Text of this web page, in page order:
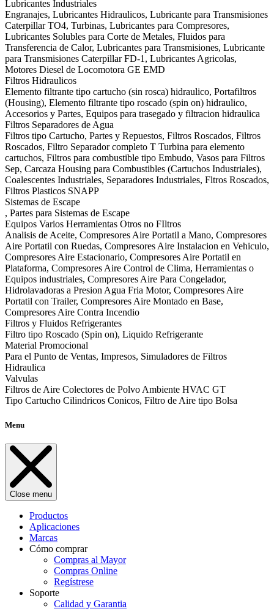
Lubricantes Industriales
Engranajes, Lubricantes Hidraulicos, Lubricante para Transmisiones
Caterpillar TO4, Turbinas, Lubricantes para Compresores,
Lubricantes Solubles para Corte de Metales, Fluidos para
Transferencia de Calor, Lubricantes para Transmisiones, Lubricante
para Transmisiones Caterpillar FD-1, Lubricantes Agricolas,
Motores Diesel de Locomotora GE EMD
Filtros Hidraulicos
Elemento filtrante tipo cartucho (sin rosca) hidraulico, Portafiltros
(Housing), Elemento filtrante tipo roscado (spin on) hidraulico,
Accesorios y Partes, Equipos para trasegado y filtracion hidraulica
Filtros Separadores de Agua
Filtros tipo Cartucho, Partes y Repuestos, Filtros Roscados, Filtros
Roscados, Filtro Separador completo T Turbina para elemento
cartuchos, Filtros para combustible tipo Embudo, Vasos para Filtros
Sep, Carcaza Housing para Combustibles (Cartuchos Industriales),
Coalescentes Industriales, Separadores Industriales, Fltros Roscados,
Filtros Plasticos SNAPP
Sistemas de Escape
, Partes para Sistemas de Escape
Equipos Varios Herramientas Otros no FIltros
Analisis de Aceite, Compresores Aire Portatil a Mano, Compresores
Aire Portatil con Ruedas, Compresores Aire Instalacion en Vehiculo,
Compresores Aire Estacionario, Compresores Aire Portatil en
Plataforma, Compresores Aire Control de Clima, Herramientas o
Equipos industriales, Compresores Aire Para Congelador,
Hidrolavadoras a Presion Agua Fria Motor, Compresores Aire
Portatil con Trailer, Compresores Aire Montado en Base,
Compresores Aire Contra Incendio
Filtros y Fluidos Refrigerantes
Filtro tipo Roscado (Spin on), Liquido Refrigerante
Material Promocional
Para el Punto de Ventas, Impresos, Simuladores de Filtros
Hidraulica
Valvulas
Filtros de Aire Colectores de Polvo Ambiente HVAC GT
Tipo Cartucho Cilindricos Conicos, Filtro de Aire tipo Bolsa
Menu
Close menu
Productos
Aplicaciones
Marcas
Cómo comprar
Compras al Mayor
Compras Online
Regístrese
Soporte
Calidad y Garantia